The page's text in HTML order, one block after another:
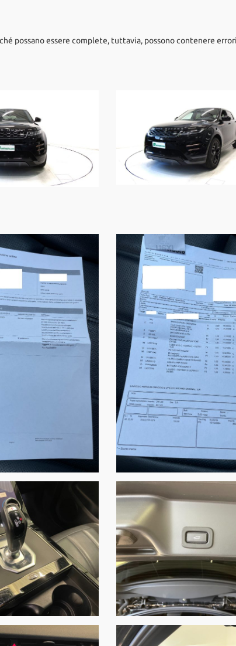
possano essere complete, tuttavia, possono contenere